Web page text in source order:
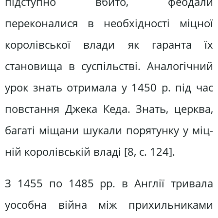
переконалися в необхідності міцної
королівської влади як гаранта їх
становища в су­спільстві. Аналогічний
урок знать отримала у 1450 р. під час
повстан­ня Джека Кеда. Знать, церква,
багаті міщани шукали порятунку у міц­
ній королівській владі [8, c. 124].
З 1455 по 1485 pp. в Англії тривала
уособна війна між прихильниками